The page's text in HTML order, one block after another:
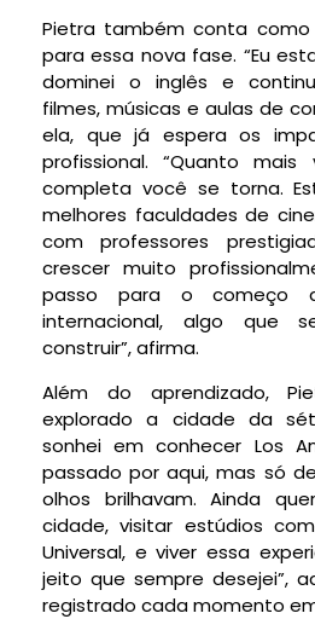
Pietra também conta
para essa nova fase. “Eu
dominei o inglês e
filmes, músicas e aulas de
ela, que já espera os
profissional. “Quanto
completa você se torna.
melhores faculdades de
com professores
crescer muito
passo para o começo
internacional, algo que
construir”, afirma.
Além do aprendizado,
explorado a cidade da
sonhei em conhecer Los
passado por aqui, mas só
olhos brilhavam. Ainda
cidade, visitar estúdios
Universal, e viver essa
jeito que sempre desejei”,
registrado cada momento